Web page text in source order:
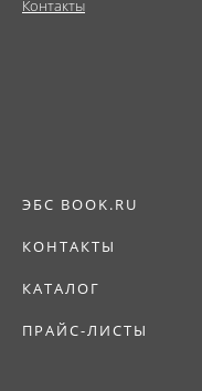
Контакты
ЭБС BOOK.RU
КОНТАКТЫ
КАТАЛОГ
ПРАЙС-ЛИСТЫ